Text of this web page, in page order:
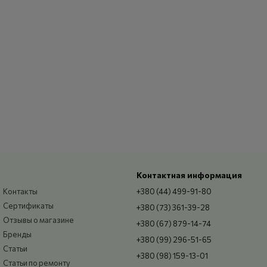
Контакты
Сертификаты
Отзывы о магазине
Бренды
Статьи
Статьи по ремонту
Контактная информация
+380 (44) 499-91-80
+380 (73) 361-39-28
+380 (67) 879-14-74
+380 (99) 296-51-65
+380 (98) 159-13-01